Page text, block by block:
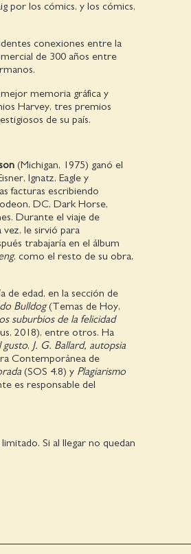
por los cómics, y los cómics,
conexiones entre la
de 300 años entre
memoria gráfica y
Harvey, tres premios
de su país.
(Michigan, 1975) ganó el
Ignatz, Eagle y
facturas escribiendo
DC, Dark Horse,
Durante el viaje de
le sirvió para
trabajaría en el álbum
, como el resto de su obra,
de edad, en la sección de
Bulldog(Temas de Hoy,
suburbios de la felicidad
2018), entre otros. Ha
gusto, J. G. Ballard, autopsia
Contemporánea de
(SOS 4.8) y Plagiarismo
es responsable del
Si al llegar no quedan